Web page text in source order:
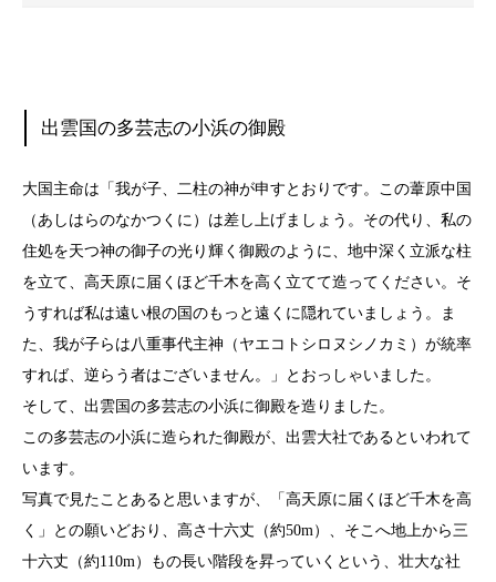
出雲国の多芸志の小浜の御殿
大国主命は「我が子、二柱の神が申すとおりです。この葦原中国
（あしはらのなかつくに）は差し上げましょう。その代り、私の
住処を天つ神の御子の光り輝く御殿のように、地中深く立派な柱
を立て、高天原に届くほど千木を高く立てて造ってください。そ
うすれば私は遠い根の国のもっと遠くに隠れていましょう。ま
た、我が子らは八重事代主神（ヤエコトシロヌシノカミ）が統率
すれば、逆らう者はございません。」とおっしゃいました。
そして、出雲国の多芸志の小浜に御殿を造りました。
この多芸志の小浜に造られた御殿が、出雲大社であるといわれて
います。
写真で見たことあると思いますが、「高天原に届くほど千木を高
く」との願いどおり、高さ十六丈（約50m）、そこへ地上から三
十六丈（約110m）もの長い階段を昇っていくという、壮大な社